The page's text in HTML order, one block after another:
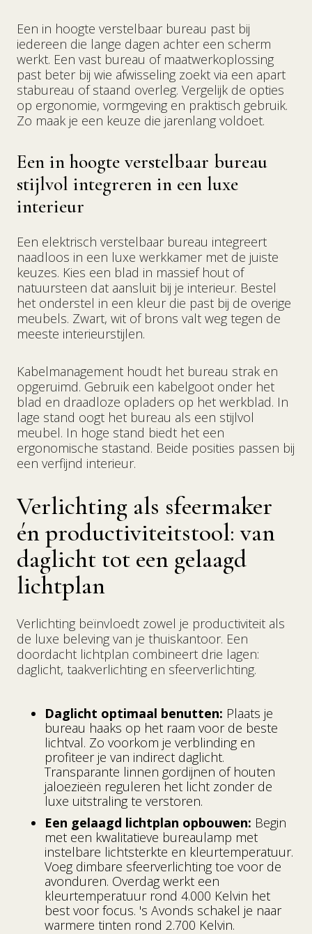
Een in hoogte verstelbaar bureau past bij
iedereen die lange dagen achter een scherm
werkt. Een vast bureau of maatwerkoplossing
past beter bij wie afwisseling zoekt via een apart
stabureau of staand overleg. Vergelijk de opties
op ergonomie, vormgeving en praktisch gebruik.
Zo maak je een keuze die jarenlang voldoet.
Een in hoogte verstelbaar bureau
stijlvol integreren in een luxe
interieur
Een elektrisch verstelbaar bureau integreert
naadloos in een luxe werkkamer met de juiste
keuzes. Kies een blad in massief hout of
natuursteen dat aansluit bij je interieur. Bestel
het onderstel in een kleur die past bij de overige
meubels. Zwart, wit of brons valt weg tegen de
meeste interieurstijlen.
Kabelmanagement houdt het bureau strak en
opgeruimd. Gebruik een kabelgoot onder het
blad en draadloze opladers op het werkblad. In
lage stand oogt het bureau als een stijlvol
meubel. In hoge stand biedt het een
ergonomische stastand. Beide posities passen bij
een verfijnd interieur.
Verlichting als sfeermaker
én productiviteitstool: van
daglicht tot een gelaagd
lichtplan
Verlichting beïnvloedt zowel je productiviteit als
de luxe beleving van je thuiskantoor. Een
doordacht lichtplan combineert drie lagen:
daglicht, taakverlichting en sfeerverlichting.
Daglicht optimaal benutten: Plaats je
bureau haaks op het raam voor de beste
lichtval. Zo voorkom je verblinding en
profiteer je van indirect daglicht.
Transparante linnen gordijnen of houten
jaloezieën reguleren het licht zonder de
luxe uitstraling te verstoren.
Een gelaagd lichtplan opbouwen: Begin
met een kwalitatieve bureaulamp met
instelbare lichtsterkte en kleurtemperatuur.
Voeg dimbare sfeerverlichting toe voor de
avonduren. Overdag werkt een
kleurtemperatuur rond 4.000 Kelvin het
best voor focus. 's Avonds schakel je naar
warmere tinten rond 2.700 Kelvin.